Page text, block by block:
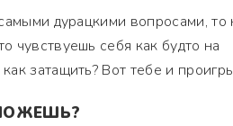
дурацкими вопросами, то
чувствуешь себя как будто на
затащить? Вот тебе и